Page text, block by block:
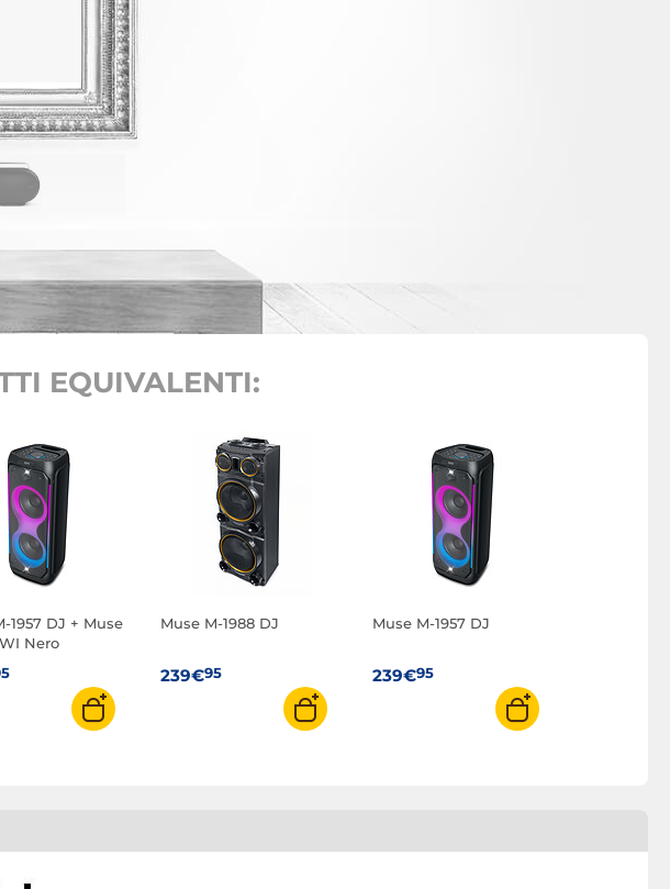
EQUIVALENTI:
1957 DJ + Muse
Nero
Muse M-1988 DJ
239€95
Muse M-1957 DJ
239€95